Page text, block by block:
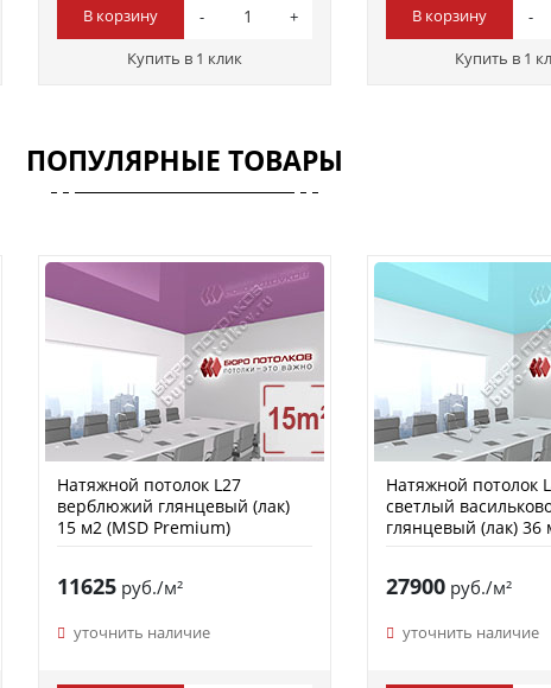
В корзину
Купить в 1 клик
В корзину
Купить в 1
ПОПУЛЯРНЫЕ ТОВАРЫ
Натяжной потолок L27
верблюжий глянцевый (лак)
15 м2 (MSD Premium)
11625 руб./м²
уточнить наличие
Натяжной потолок
светлый
глянцевый (лак) 36
27900руб./м²
уточнить наличие